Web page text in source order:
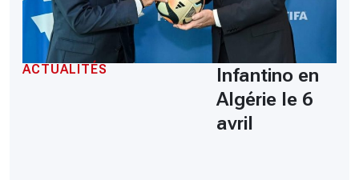
ACTUALITÉS
Infantino en
Algérie le 6
avril